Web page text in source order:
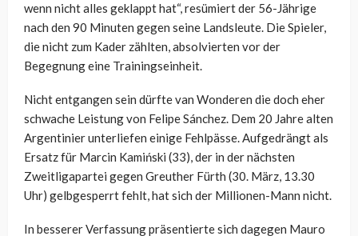
wenn nicht alles geklappt hat“, resümiert der 56-Jährige
nach den 90 Minuten gegen seine Landsleute. Die Spieler,
die nicht zum Kader zählten, absolvierten vor der
Begegnung eine Trainingseinheit.
Nicht entgangen sein dürfte van Wonderen die doch eher
schwache Leistung von Felipe Sánchez. Dem 20 Jahre alten
Argentinier unterliefen einige Fehlpässe. Aufgedrängt als
Ersatz für Marcin Kamiński (33), der in der nächsten
Zweitligapartei gegen Greuther Fürth (30. März, 13.30
Uhr) gelbgesperrt fehlt, hat sich der Millionen-Mann nicht.
In besserer Verfassung präsentierte sich dagegen Mauro